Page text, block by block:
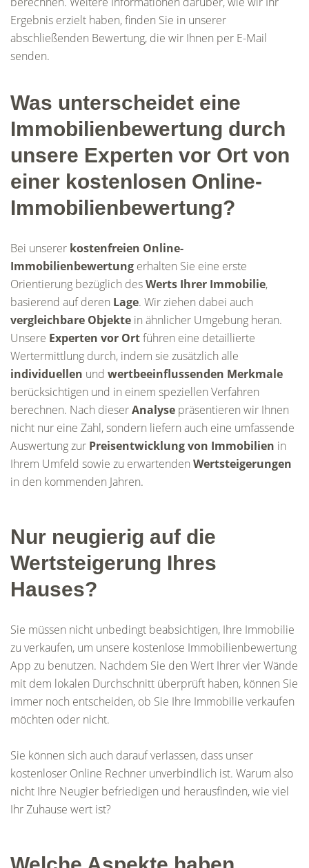
Ergebnis erzielt haben, finden Sie in unserer
abschließenden Bewertung, die wir Ihnen per E-Mail
senden.
Was unterscheidet eine
Immobilienbewertung durch
unsere Experten vor Ort von
einer kostenlosen Online-
Immobilienbewertung?
Bei unserer kostenfreien Online-
Immobilienbewertung erhalten Sie eine erste
Orientierung bezüglich desWerts Ihrer Immobilie,
basierend auf deren Lage. Wir ziehen dabei auch
vergleichbare Objekte in ähnlicher Umgebung heran.
Unsere Experten vor Ortführen eine detaillierte
Wertermittlung durch, indem sie zusätzlich alle
individuellen und wertbeeinflussenden Merkmale
berücksichtigen und in einem speziellen Verfahren
berechnen. Nach dieserAnalyse präsentieren wir Ihnen
nicht nur eine Zahl, sondern liefern auch eine umfassende
Auswertung zur Preisentwicklung von Immobilien in
Ihrem Umfeld sowie zu erwartenden Wertsteigerungen
in den kommenden Jahren.
Nur neugierig auf die
Wertsteigerung Ihres
Hauses?
Sie müssen nicht unbedingt beabsichtigen, Ihre Immobilie
zu verkaufen, um unsere kostenlose Immobilienbewertung
App zu benutzen. Nachdem Sie den Wert Ihrer vier Wände
mit dem lokalen Durchschnitt überprüft haben, können Sie
immer noch entscheiden, ob Sie Ihre Immobilie verkaufen
möchten oder nicht.
Sie können sich auch darauf verlassen, dass unser
kostenloser Online Rechner unverbindlich ist. Warum also
nicht Ihre Neugier befriedigen und herausfinden, wie viel
Ihr Zuhause wert ist?